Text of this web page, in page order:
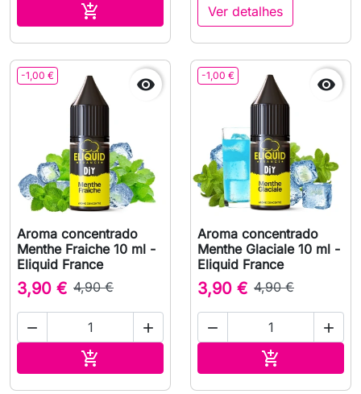
 Adicionar ao carrinhoVer detalhes
-1,00 € 
Aroma concentrado
Menthe Fraiche 10 ml -
Eliquid France
3,90 € 4,90 €
 

-1,00 € 
Aroma concentrado
Menthe Glaciale 10 ml -
Eliquid France
3,90 € 4,90 €
 
